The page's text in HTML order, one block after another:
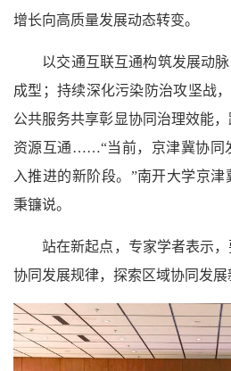
增长向高质量发展动态转变。
以交通互联互通构筑发展动脉
成型；持续深化污染防治攻坚战
公共服务共享彰显协同治理效能
资源互通……“当前，京津冀协同
入推进的新阶段。”南开大学京津
秉镰说。
站在新起点，专家学者表示，
协同发展规律，探索区域协同发展